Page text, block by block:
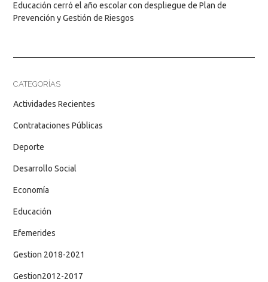
Educación cerró el año escolar con despliegue de Plan de
Prevención y Gestión de Riesgos
CATEGORÍAS
Actividades Recientes
Contrataciones Públicas
Deporte
Desarrollo Social
Economía
Educación
Efemerides
Gestion 2018-2021
Gestion2012-2017